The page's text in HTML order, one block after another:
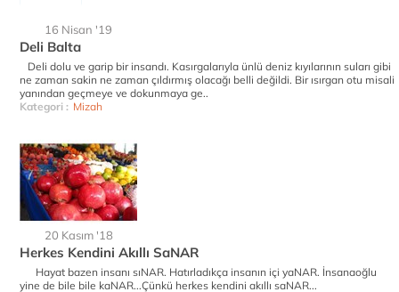
16 Nisan '19
Deli Balta
Deli dolu ve garip bir insandı. Kasırgalarıyla ünlü deniz kıyılarının suları gibi
ne zaman sakin ne zaman çıldırmış olacağı belli değildi. Bir ısırgan otu misali
yanından geçmeye ve dokunmaya ge..
Kategori : Mizah
20 Kasım '18
Herkes Kendini Akıllı SaNAR
Hayat bazen insanı sıNAR. Hatırladıkça insanın içi yaNAR. İnsanaoğlu
yine de bile bile kaNAR...Çünkü herkes kendini akıllı saNAR...